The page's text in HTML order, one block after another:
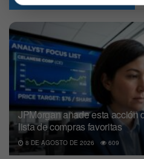
JPMorgan añade esta acción
lista de compras favoritas
8 DE AGOSTO DE 2026 609